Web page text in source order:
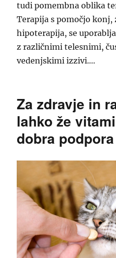
tudi pomembna oblika
Terapija s pomočjo
hipoterapija, se
z različnimi telesnimi,
vedenjskimi izzivi.…
Za zdravje in
lahko že
dobra podpora